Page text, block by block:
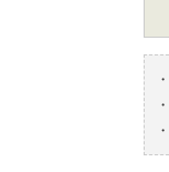
・
・
・